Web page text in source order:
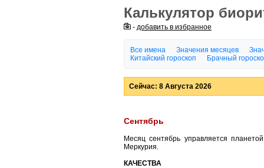
Калькулятор
- добавить в избранное
Все имена Значения месяцев
Китайский гороскоп
Брачный
Сейчас: 8 Августа 2026
Сентябрь
Месяц сентябрь управляется
Меркурия.
КАЧЕСТВА